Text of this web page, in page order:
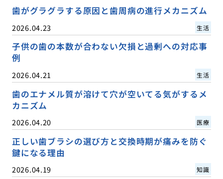
歯がグラグラする原因と歯周病の進行メカニズム
2026.04.23 生活
子供の歯の本数が合わない欠損と過剰への対応事
例
2026.04.21 生活
歯のエナメル質が溶けて穴が空いてる気がするメ
カニズム
2026.04.20 医療
正しい歯ブラシの選び方と交換時期が痛みを防ぐ
鍵になる理由
2026.04.19 知識